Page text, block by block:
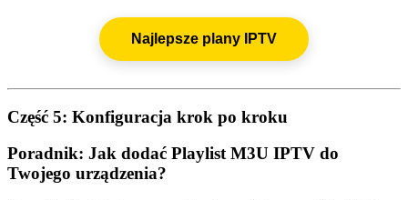
Najlepsze plany IPTV
Część 5: Konfiguracja krok po kroku
Poradnik: Jak dodać Playlist M3U IPTV do
Twojego urządzenia?